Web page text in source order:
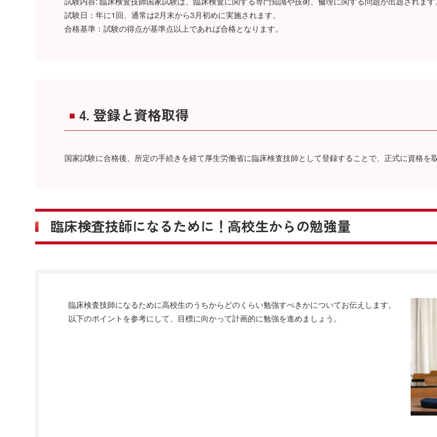
試験日：年に1回、通常は2月末から3月初めに実施されます。
合格基準：試験の得点が基準点以上であれば合格となります。
4. 登録と資格取得
国家試験に合格後、所定の手続きを経て厚生労働省に臨床検査技師として登録することで、正式に資格を取
臨床検査技師になるために！ 高校生からの勉強量
臨床検査技師になるために高校生のうちからどのくらい勉強すべきかについてお伝えします。
以下のポイントを参考にして、目標に向かって計画的に勉強を進めましょう。